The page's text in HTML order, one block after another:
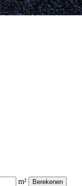
m² Berekenen